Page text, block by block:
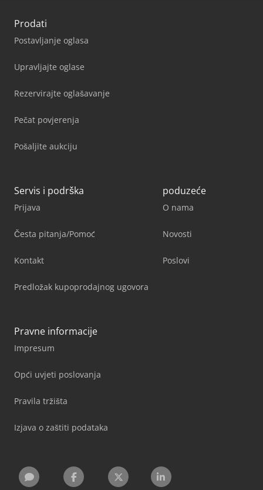
Prodati
Postavljanje oglasa
Upravljajte oglase
Rezervirajte oglašavanje
Pečat povjerenja
Pošaljite aukciju
Servis i podrška
Prijava
Česta pitanja/Pomoć
Kontakt
Predložak kupoprodajnog ugovora
poduzeće
O nama
Novosti
Poslovi
Pravne informacije
Impresum
Opći uvjeti poslovanja
Pravila tržišta
Izjava o zaštiti podataka